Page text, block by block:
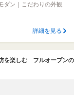
ダン｜こだわりの外観
詳細を見る
を楽しむ フルオープンの